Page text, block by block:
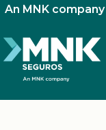
An MNK company